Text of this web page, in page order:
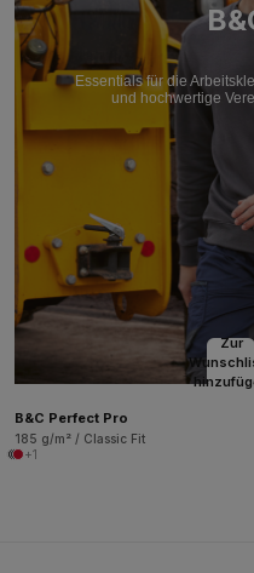
Essentials für die
und hochwertige
Zur
B&C Perfect Pro
185 g/m² / Classic Fit
+1